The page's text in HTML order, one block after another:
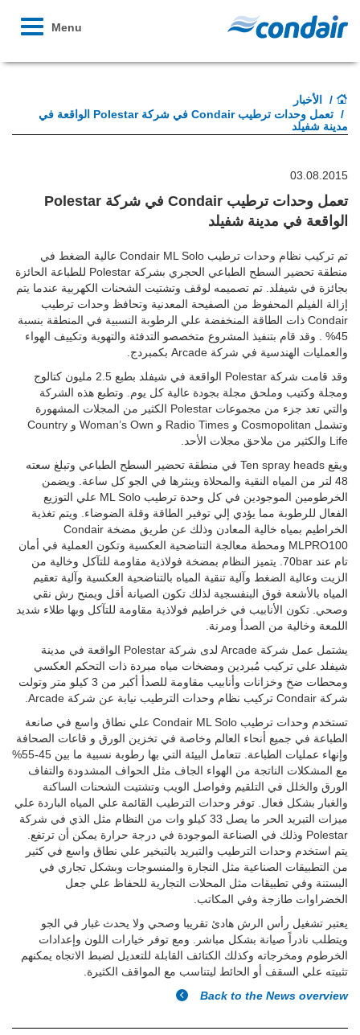
Toggle
Menu
الأخبار
تعمل وحدات ترطيب Condair في شركة Polestar الواقعة في
مدينة شفيلد
03.08.2015
تعمل وحدات ترطيب Condair في شركة Polestar
الواقعة في مدينة شفيلد
تم تركيب نظام وحدات ترطيب Condair ML Solo عالية الضغط في
منطقة تحضير السطح الطباعي الحجري بشركة Polestar للطباعة الحائزة
بجائزة في شيفلد. تم تصميمه لوقف وتشتيت الشحنات الكهربية عندما يتم
إزالة الفيلم المحفوظ من الصفيحة المعدنية وتحافظ وحدات ترطيب
Condair ذات الطاقة المنخفضة علي الرطوبة النسبية في المنطقة بنسبة
45% . وقد قام بتنفيذ المشروع متخصصو التدفئة والتهوية وتكييف الهواء
والعمليات الهندسية في شركة Arcade بكمبردج.
وقد قامت شركة Polestar الواقعة في شيفلد بطبع 2.5 مليون كتالوج
ومجلة وكتيب وملحق مجلة بجودة عالية كل يوم. وتطبع هذه الشركة
والتي تعد جزء من مجموعات Polestar الكثير من المجلات المشهورة
وتشمل Cosmopolitan و Radio Times و Woman’s Own و Country
Life والكثير من ملاحق مجلات الأحد.
ويقع Ten spray heads في منطقة تحضير السطح الطباعي وتبلغ سعته
48 لتر من المياه النقية والمحلاة وينثرها في الجو كل ساعة. ويضمن
الخرطومين الموجودين في كل وحدة ترطيب ML Solo علي التوزيع
الفعال للرطوبة مما يؤدي إلي توفير الطاقة وقلة الضوضاء. ويتم تغذية
الخراطيم بمياه خالية المعادن وذلك عن طريق مضخة Condair
MLPRO100 ومحطة معالجة التناضحية العكسية وتكون العملية في أمان
تام عند 70bar. يتميز النظام بمضخة فولاذية مقاومة للتآكل وخالية من
الزيت وعالية الضغط وآلية تنقية المياه بالتناضحية العكسية وآلية تعقيم
المياه بالأشعة فوق البنفسجية لذلك تكون الصيانة أقل ويمنح رش نقي
وصحي. تكون الأنابيب في خراطيم فولاذية مقاومة للتآكل وبها طلاء شديد
اللمعة وخالية من الصدأ ومرنة.
يشتمل عمل شركة Arcade لدى شركة Polestar الواقعة في مدينة
شيفلد علي تركيب مُبردين ومضخات مياه مبردة ذات التحكم العكسي
ومحطات ضخ وخزانات وأنابيب مقاومة للصدأ أكبر من 3 كيلو متر وتولت
شركة Condair تركيب نظام وحدات الترطيب نيابة عن شركة Arcade.
تستخدم وحدات ترطيب Condair ML Solo علي نطاق واسع في صانعة
الطباعة في جميع أنحاء العالم وخاصة في تخزين الورق و قاعات الصحافة
وإنهاء عمليات الطباعة. تتعامل البيئة التي بها رطوبة نسبية ما بين 45-55%
مع المشكلات الناتجة من الهواء الجاف مثل الحواف المشدودة والتفاف
الورق والخلل في التلقيم وفواصل الويب وتشتيت الشحنات الساكنة
والغبار بشكل فعال. توفر وحدات الترطيب القائمة علي المياه الباردة علي
ميزات التبريد الحر ما يصل 33 كيلو وات من النظام مثل الذي في شركة
Polestar وذلك في الصناعة الموجودة في درجة حرارة يمكن أن ترتفع.
يتم استخدم وحدات الترطيب والتبريد بالتبخير علي نطاق واسع في كثير
من التطبيقات الصناعية مثل النجارة والمنسوجات وبشكل تجاري في
البستنة وفي تطبيقات مثل المحلات التجارية للحفاظ علي جعل
الخضراوات طازجة وفي المكاتب.
يعتبر تشغيل رأس الرش هادئ تقريبا وصحي ولا يحدث غبار في الجو
ويتطلب نادراً صيانة بشكل مباشر. ومع توفر خيارات اللون وإعدادات
الخرطوم ومخرجاته وكذلك الكتائف القابلة للتعديل لضبط الاتجاه يمكنهم
تثبيته علي السقف أو الحائط ليتناسب مع المواقف الكثيرة.
Back to the News overview